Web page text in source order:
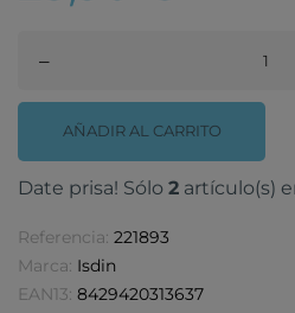
–
AÑADIR AL CARRITO
Date prisa! Sólo 2 artículo(s)
Referencia: 221893
Marca: Isdin
EAN13: 8429420313637